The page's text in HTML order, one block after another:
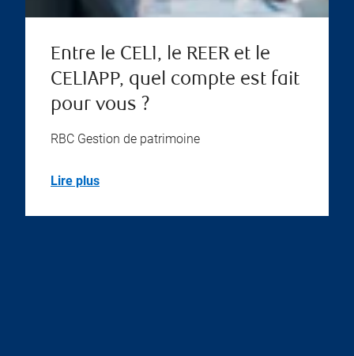
Entre le CELI, le REER et le
CELIAPP, quel compte est fait
pour vous ?
RBC Gestion de patrimoine
Lire plus